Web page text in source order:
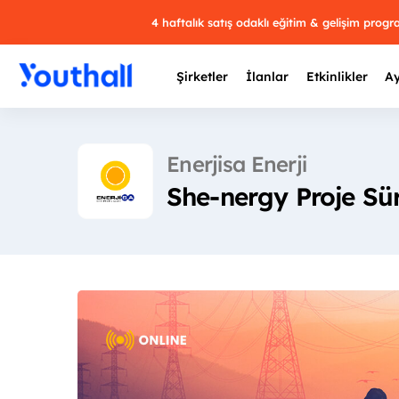
4 haftalık satış odaklı eğitim & gelişim
Şirketler İlanlar Etkinlikler
Enerjisa Enerji
She-nergy Proje